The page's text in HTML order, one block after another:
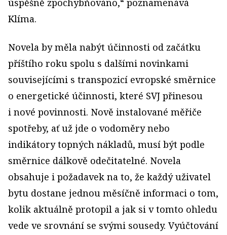
úspěšně zpochybňováno,“ poznamenává
Klíma.
Novela by měla nabýt účinnosti od začátku
příštího roku spolu s dalšími novinkami
souvisejícími s transpozicí evropské směrnice
o energetické účinnosti, které SVJ přinesou
i nové povinnosti. Nově instalované měřiče
spotřeby, ať už jde o vodoměry nebo
indikátory topných nákladů, musí být podle
směrnice dálkově odečitatelné. Novela
obsahuje i požadavek na to, že každý uživatel
bytu dostane jednou měsíčně informaci o tom,
kolik aktuálně protopil a jak si v tomto ohledu
vede ve srovnání se svými sousedy. Vyúčtování